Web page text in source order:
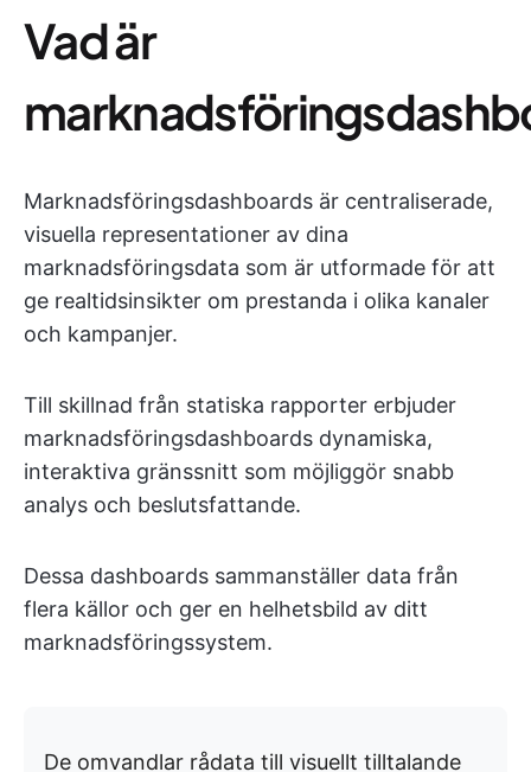
Vad är
Marknadsföringsdashboards är centraliserade,
visuella representationer av dina
marknadsföringsdata som är utformade för att
ge realtidsinsikter om prestanda i olika kanaler
och kampanjer.
Till skillnad från statiska rapporter erbjuder
marknadsföringsdashboards dynamiska,
interaktiva gränssnitt som möjliggör snabb
analys och beslutsfattande.
Dessa dashboards sammanställer data från
flera källor och ger en helhetsbild av ditt
marknadsföringssystem.
De omvandlar rådata till visuellt tilltalande